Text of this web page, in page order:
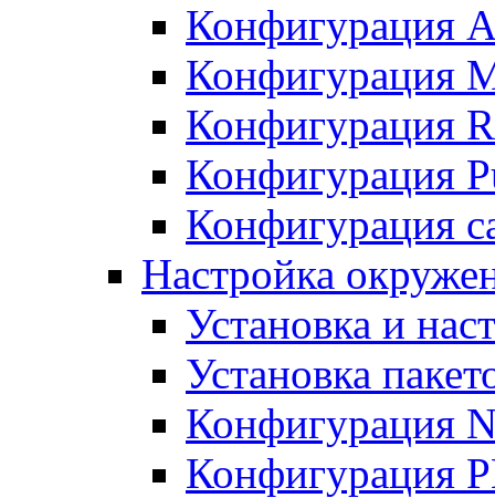
Конфигурация
Конфигурация
Конфигурация
Конфигурация
Конфигурация
Настройка
Установка и
Установка
Конфигурация
Конфигурация